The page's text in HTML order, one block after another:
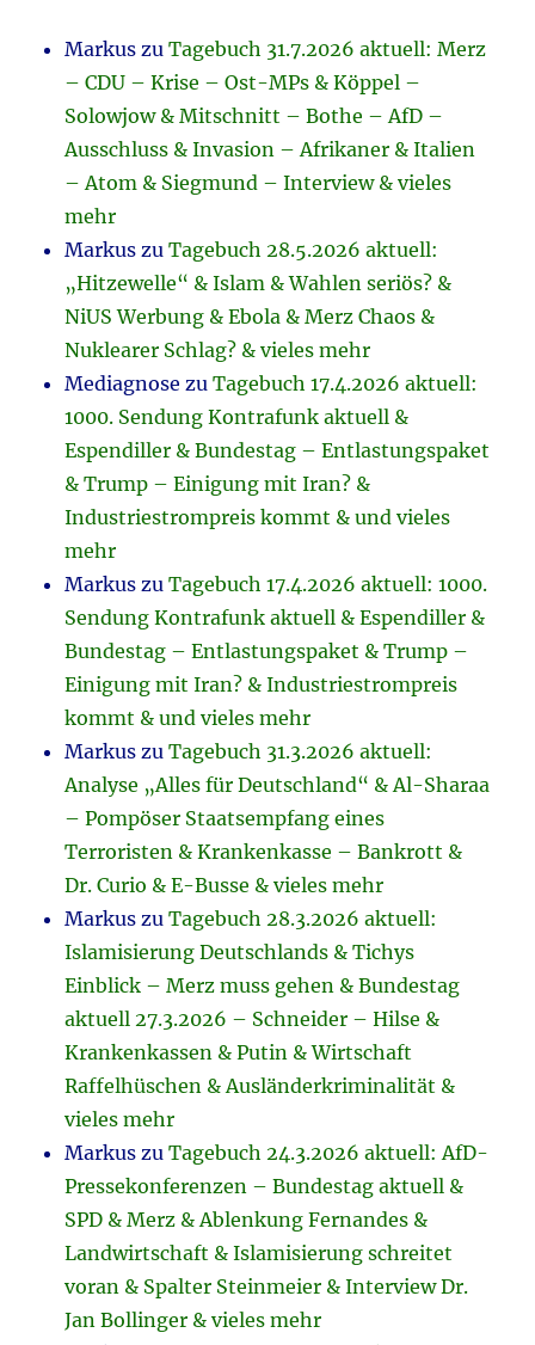
Markus zuTagebuch 31.7.2026 aktuell: Merz
– CDU – Krise – Ost-MPs & Köppel –
Solowjow & Mitschnitt – Bothe – AfD –
Ausschluss & Invasion – Afrikaner & Italien
– Atom & Siegmund – Interview & vieles
mehr
Markus zuTagebuch 28.5.2026 aktuell:
„Hitzewelle“ & Islam & Wahlen seriös? &
NiUS Werbung & Ebola & Merz Chaos &
Nuklearer Schlag? & vieles mehr
Mediagnose zuTagebuch 17.4.2026 aktuell:
1000. Sendung Kontrafunk aktuell &
Espendiller & Bundestag – Entlastungspaket
& Trump – Einigung mit Iran? &
Industriestrompreis kommt & und vieles
mehr
Markus zuTagebuch 17.4.2026 aktuell: 1000.
Sendung Kontrafunk aktuell & Espendiller &
Bundestag – Entlastungspaket & Trump –
Einigung mit Iran? & Industriestrompreis
kommt & und vieles mehr
Markus zuTagebuch 31.3.2026 aktuell:
Analyse „Alles für Deutschland“ & Al-Sharaa
– Pompöser Staatsempfang eines
Terroristen & Krankenkasse – Bankrott &
Dr. Curio & E-Busse & vieles mehr
Markus zuTagebuch 28.3.2026 aktuell:
Islamisierung Deutschlands & Tichys
Einblick – Merz muss gehen & Bundestag
aktuell 27.3.2026 – Schneider – Hilse &
Krankenkassen & Putin & Wirtschaft
Raffelhüschen & Ausländerkriminalität &
vieles mehr
Markus zuTagebuch 24.3.2026 aktuell: AfD-
Pressekonferenzen – Bundestag aktuell &
SPD & Merz & Ablenkung Fernandes &
Landwirtschaft & Islamisierung schreitet
voran & Spalter Steinmeier & Interview Dr.
Jan Bollinger & vieles mehr